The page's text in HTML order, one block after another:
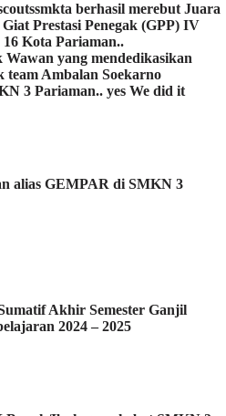
berhasil merebut Juara
Prestasi Penegak (GPP) IV
Kota Pariaman..
yang mendedikasikan
Ambalan Soekarno
3 Pariaman.. yes We did it
alias GEMPAR di SMKN 3
Akhir Semester Ganjil
2024 – 2025